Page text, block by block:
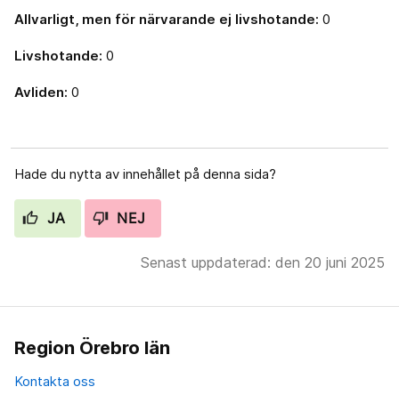
Allvarligt, men för närvarande ej livshotande: 0
Livshotande: 0
Avliden: 0
Hade du nytta av innehållet på denna sida?
JA NEJ
Senast uppdaterad: den 20 juni 2025
Region Örebro län
Kontakta oss